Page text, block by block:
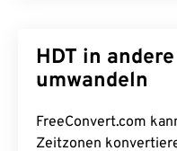
HDT in
umwandeln
FreeConvert.com
Zeitzonen